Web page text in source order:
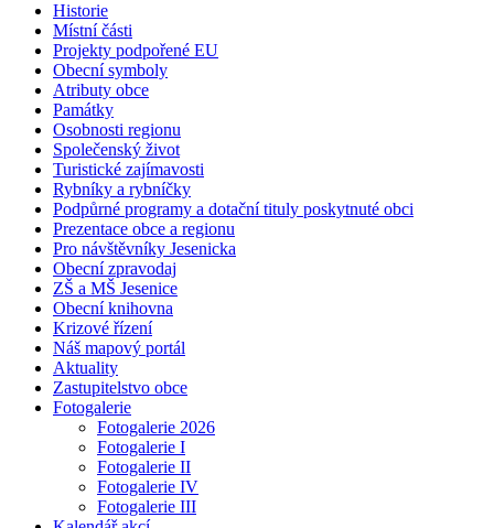
Historie
Místní části
Projekty podpořené EU
Obecní symboly
Atributy obce
Památky
Osobnosti regionu
Společenský život
Turistické zajímavosti
Rybníky a rybníčky
Podpůrné programy a dotační tituly poskytnuté obci
Prezentace obce a regionu
Pro návštěvníky Jesenicka
Obecní zpravodaj
ZŠ a MŠ Jesenice
Obecní knihovna
Krizové řízení
Náš mapový portál
Aktuality
Zastupitelstvo obce
Fotogalerie
Fotogalerie 2026
Fotogalerie I
Fotogalerie II
Fotogalerie IV
Fotogalerie III